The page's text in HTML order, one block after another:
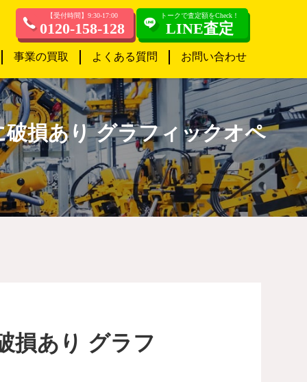
【受付時間】9:30-17:00
0120-158-128
トークで査定額をCheck！
LINE査定
事業の買取 よくある質問 お問い合わせ
破損あり グラフィックオペ
損あり グラフ